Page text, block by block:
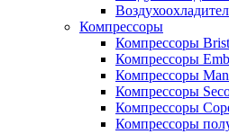
Компрессоры
Компрессоры
Компрессоры
Компрессоры
Компрессоры
Компрессоры
Компрессоры